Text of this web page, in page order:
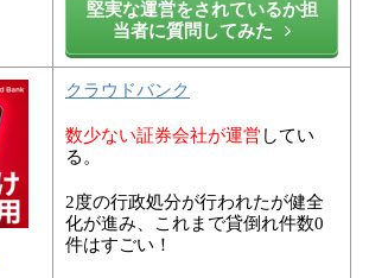
堅実な運営をされているか担
当者に質問してみた
クラウドバンク
数少ない証券会社が運営してい
る。
2度の行政処分が行われたが健全
化が進み、これまで貸倒れ件数0
件はすごい！